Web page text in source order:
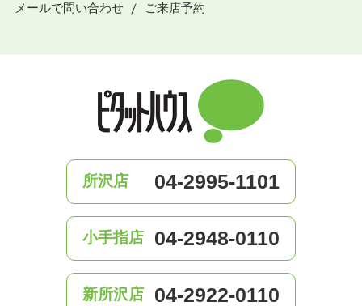
メールで問い合わせ
ご来店予約
所沢店 04-2995-1101
小手指店 04-2948-0110
新所沢店 04-2922-0110